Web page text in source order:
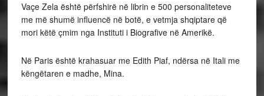
Vaçe Zela është përfshirë në librin e 500 personaliteteve
me më shumë influencë në botë, e vetmja shqiptare që
mori këtë çmim nga Instituti i Biografive në Amerikë.
Në Paris është krahasuar me Edith Piaf, ndërsa në Itali me
këngëtaren e madhe, Mina.